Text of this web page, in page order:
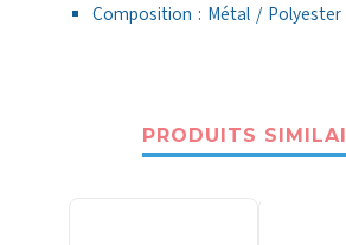
Composition : Métal / Polyester
PRODUITS